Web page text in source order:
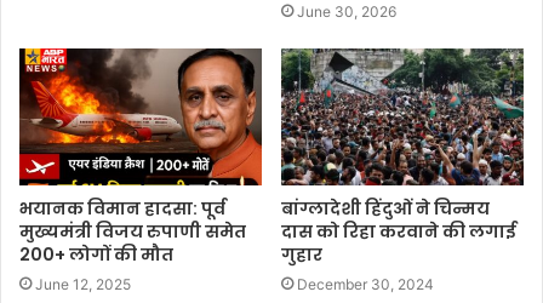
June 30, 2026
भयानक विमान हादसा: पूर्व
मुख्यमंत्री विजय रुपाणी समेत
200+ लोगों की मौत
June 12, 2025
बांग्लादेशी हिंदुओं ने चिन्मय
दास को रिहा करवाने की लगाई
गुहार
December 30, 2024